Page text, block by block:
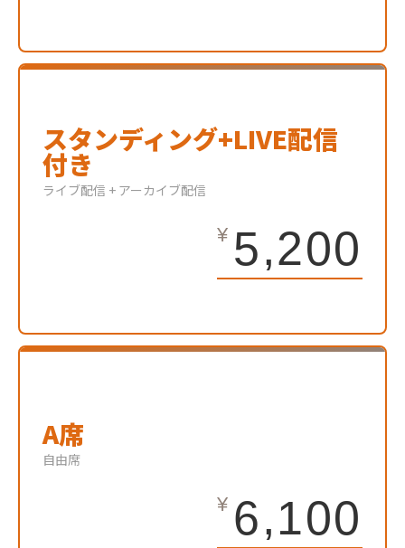
スタンディング+LIVE配信
付き
ライブ配信 + アーカイブ配信
5,200
A席
自由席
6,100